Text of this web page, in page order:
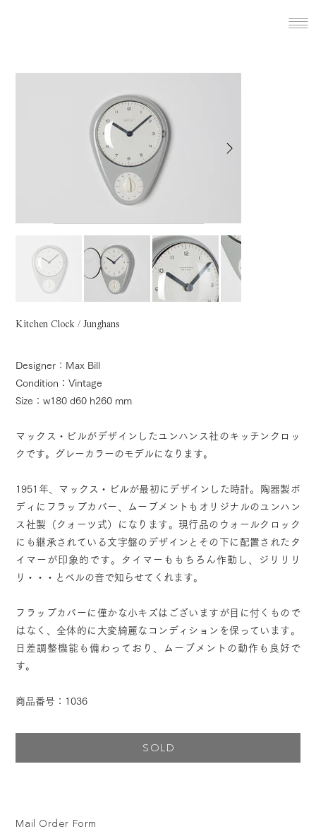
Mail Order Form
Kitchen Clock / Junghans
Designer：Max Bill
Condition：Vintage
Size：w180 d60 h260 mm
マックス・ビルがデザインしたユンハンス社のキッチンクロッ
クです。グレーカラーのモデルになります。
1951年、マックス・ビルが最初にデザインした時計。陶器製ボ
ディにフラップカバー、ムーブメントもオリジナルのユンハン
ス社製（クォーツ式）になります。現行品のウォールクロック
にも継承されている文字盤のデザインとその下に配置されたタ
イマーが印象的です。タイマーももちろん作動し、ジリリリ
リ・・・とベルの音で知らせてくれます。
フラップカバーに僅かな小キズはございますが目に付くもので
はなく、全体的に大変綺麗なコンディションを保っています。
日差調整機能も備わっており、ムーブメントの動作も良好で
す。
商品番号：1036
SOLD